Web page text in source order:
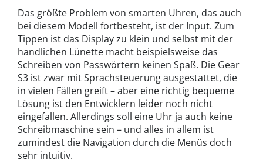
Das größte Problem von smarten Uhren, das auch
bei diesem Modell fortbesteht, ist der Input. Zum
Tippen ist das Display zu klein und selbst mit der
handlichen Lünette macht beispielsweise das
Schreiben von Passwörtern keinen Spaß. Die Gear
S3 ist zwar mit Sprachsteuerung ausgestattet, die
in vielen Fällen greift – aber eine richtig bequeme
Lösung ist den Entwicklern leider noch nicht
eingefallen. Allerdings soll eine Uhr ja auch keine
Schreibmaschine sein – und alles in allem ist
zumindest die Navigation durch die Menüs doch
sehr intuitiv.